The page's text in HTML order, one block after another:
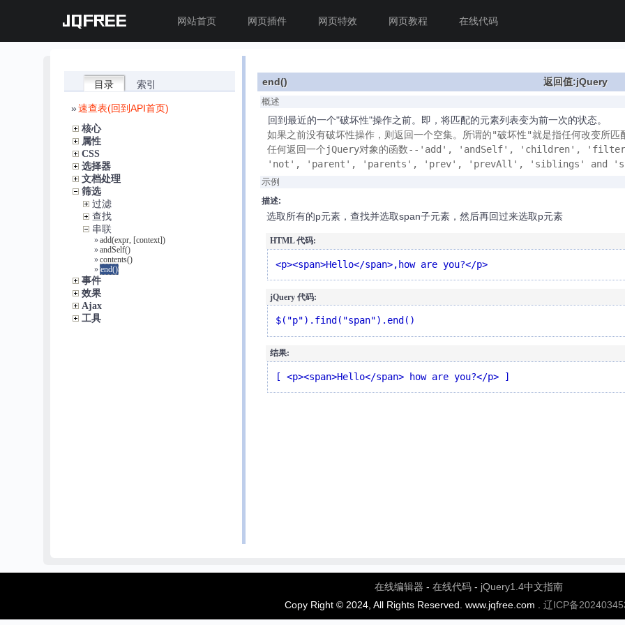
JQFREE 网站首页 网页插件 网页特效 网页教程 在线代码
返回值:jQuery
end()
概述
回到最近的一个"破坏性"操作之前。即，将匹配的元素列表变为前一次的状态。
如果之前没有破坏性操作，则返回一个空集。所谓的"破坏性"就是指任何改变
任何返回一个jQuery对象的函数--'add', 'andSelf',
'not', 'parent', 'parents', 'prev', 'prevAll', 'siblings' and
示例
描述:
选取所有的p元素，查找并选取span子元素，然后再回过来选取p元素
HTML 代码:
<p><span>Hello</span>,how are you?</p>
jQuery 代码:
$("p").find("span").end()
结果:
[ <p><span>Hello</span> how are you?</p> ]
目录 索引
»速查表(回到API首页)
核心
属性
CSS
选择器
文档处理
筛选
过滤
查找
串联
»add(expr, [context])
»andSelf()
»contents()
» end()
事件
效果
Ajax
工具
在线编辑器 - 在线代码 - jQuery1.4中文指南
Copy Right © 2024, All Rights Reserved. www.jqfree.com . 辽ICP备